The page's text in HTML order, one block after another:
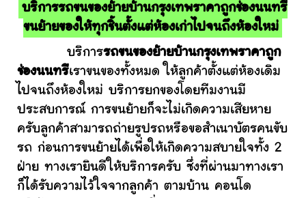
บริการรถขนของย้ายบ้านกรุงเทพราคาถูกช่องนนทรี
ขนย้ายของให้ทุกชิ้นตั้งแต่ห้องเก่าไปจนถึงห้องใหม่
บริการรถขนของย้ายบ้านกรุงเทพราคาถูก
ช่องนนทรีเราขนของทั้งหมด ให้ลูกค้าตั้งแต่ห้องเดิม
ไปจนถึงห้องใหม่ บริการยกของโดยทีมงานมี
ประสบการณ์ การขนย้ายก็จะไม่เกิดความเสียหาย
ครับลูกค้าสามารถถ่ายรูปรถหรือขอสำเนาบัตรคนขับ
รถ ก่อนการขนย้ายได้เพื่อให้เกิดความสบายใจทั้ง 2
ฝ่าย ทางเรายินดีให้บริการครับ ซึ่งที่ผ่านมาทางเรา
ก็ได้รับความไว้ใจจากลูกค้า ตามบ้าน คอนโด